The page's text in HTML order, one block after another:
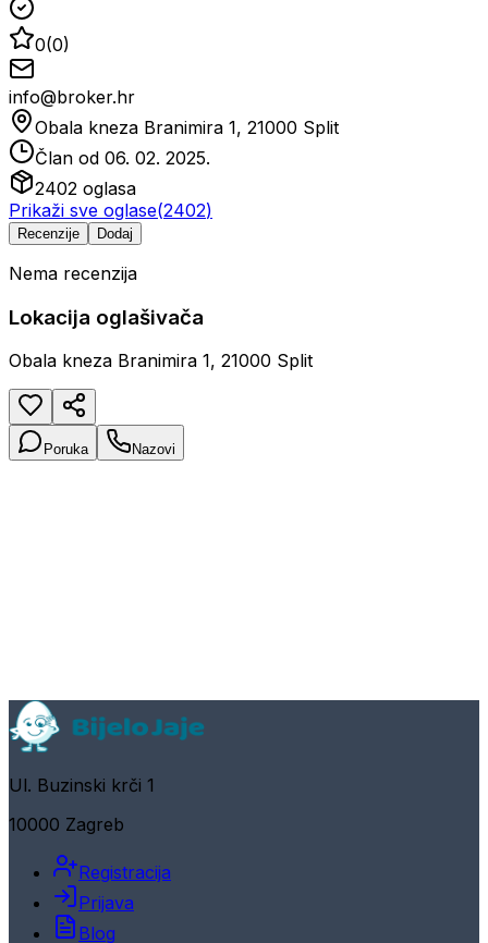
0(0)
info@broker.hr
Obala kneza Branimira 1, 21000 Split
Član od 06. 02. 2025.
2402 oglasa
Prikaži sve oglase(2402)
Recenzije Dodaj
Nema recenzija
Lokacija oglašivača
Obala kneza Branimira 1, 21000 Split
Poruka Nazovi
Ul. Buzinski krči 1
10000 Zagreb
Registracija
Prijava
Blog